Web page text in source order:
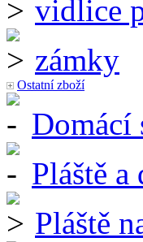
vidlice
zámky
Ostatní zboží
Domácí
Pláště a
Pláště